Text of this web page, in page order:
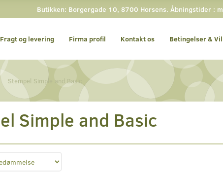
Butikken: Borgergade 10, 8700 Horsens. Åbningstider :
Fragt og levering Firma profil Kontakt os Betingelser &
Stempel Simple and Basic
Simple and Basic